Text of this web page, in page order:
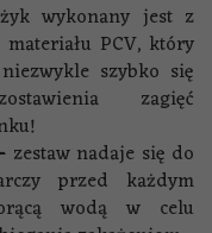
wykonany jest z
PCV, który
szybko się
zagięć
zestaw nadaje się do
przed każdym
wodą w celu